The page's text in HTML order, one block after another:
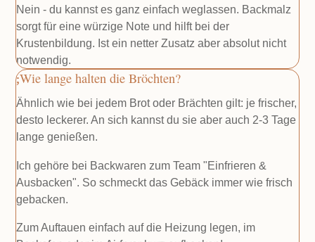
Nein - du kannst es ganz einfach weglassen. Backmalz
sorgt für eine würzige Note und hilft bei der
Krustenbildung. Ist ein netter Zusatz aber absolut nicht
notwendig.
Wie lange halten die Bröchten?
Ähnlich wie bei jedem Brot oder Brächten gilt: je frischer,
desto leckerer. An sich kannst du sie aber auch 2-3 Tage
lange genießen.
Ich gehöre bei Backwaren zum Team "Einfrieren &
Ausbacken". So schmeckt das Gebäck immer wie frisch
gebacken.
Zum Auftauen einfach auf die Heizung legen, im